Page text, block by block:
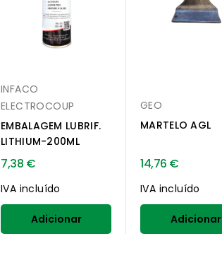
INFACO
ELECTROCOUP
EMBALAGEM LUBRIF.
LITHIUM-200ML
7,38 €
IVA incluído
Adicionar
GEO
MARTELO AGL
14,76 €
IVA incluído
Adicionar